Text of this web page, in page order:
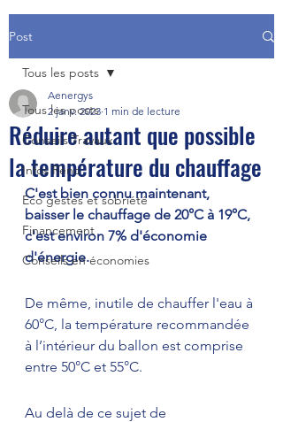
Post
Tous les posts
Conseils Travaux
Infos Réno
Eco gestes et sobriété
Financement
Conseils en économies
Tous les posts
Réduire autant que possible
la température du chauffage
Aenergys
2 janv. 2023 1 min de lecture
C'est bien connu maintenant,
baisser le chauffage de 20°C à 19°C,
c'est environ 7% d'économie
d'énergie.
De même, inutile de chauffer l'eau à
60°C, la température recommandée
à l’intérieur du ballon est comprise
entre 50°C et 55°C.
Au delà de ce sujet de